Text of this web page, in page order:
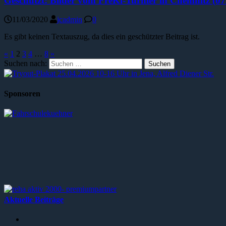
11/03/2020 jcadmin
0
Es gibt keinen Textauszug, da dies ein geschützter Beitrag ist.
« 1 2 3 4 … 8 »
Suchen nach:
Sponsoren
Aktuelle Beiträge